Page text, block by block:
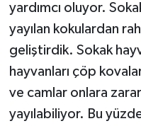
yardımcı oluyor.
yayılan kokulardan
geliştirdik. Sokak
hayvanları çöp
ve camlar onlara
yayılabiliyor. Bu